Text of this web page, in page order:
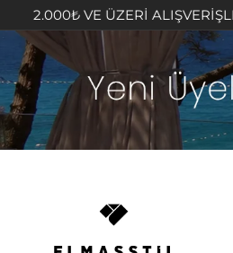
ALIŞVERİŞLERDE